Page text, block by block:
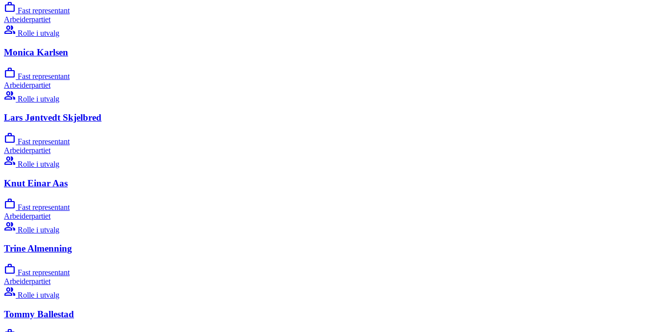
work Fast representant
Arbeiderpartiet
group Rolle i utvalg
Monica Karlsen
work Fast representant
Arbeiderpartiet
group Rolle i utvalg
Lars Jøntvedt Skjelbred
work Fast representant
Arbeiderpartiet
group Rolle i utvalg
Knut Einar Aas
work Fast representant
Arbeiderpartiet
group Rolle i utvalg
Trine Almenning
work Fast representant
Arbeiderpartiet
group Rolle i utvalg
Tommy Ballestad